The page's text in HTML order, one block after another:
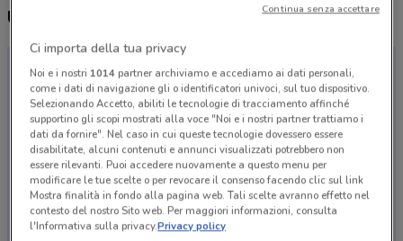
Ultime offerte del volantino Lancia - Mopar
Ci importa della tua privacy
Noi e i nostri 1014partner archiviamo e accediamo ai dati personali,
come i dati di navigazione gli o identificatori univoci, sul tuo dispositivo.
Selezionando Accetto, abiliti le tecnologie di tracciamento affinché
supportino gli scopi mostrati alla voce "Noi e i nostri partner trattiamo i
dati da fornire". Nel caso in cui queste tecnologie dovessero essere
disabilitate, alcuni contenuti e annunci visualizzati potrebbero non
essere rilevanti. Puoi accedere nuovamente a questo menu per
modificare le tue scelte o per revocare il consenso facendo clic sul link
Mostra finalità in fondo alla pagina web. Tali scelte avranno effetto nel
contesto del nostro Sito web. Per maggiori informazioni, consulta
l'Informativa sulla privacy.Privacy policy
Continua senza accettare